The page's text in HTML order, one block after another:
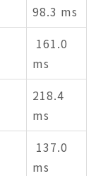
98.3 ms
161.0
ms
218.4
ms
137.0
ms